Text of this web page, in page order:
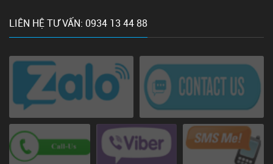
LIÊN HỆ TƯ VẤN: 0934 13 44 88